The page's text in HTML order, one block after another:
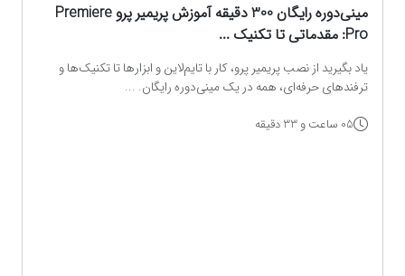
مینی‌دوره رایگان 300 دقیقه آموزش پریمیر پرو Premiere
Pro: مقدماتی تا تکنیک‌ ...
یاد بگیرید از نصب پریمیر پرو، کار با تایم‌لاین و ابزارها تا تکنیک‌ها و
ترفندهای حرفه‌ای، همه در یک مینی‌دوره رایگان. ...
05 ساعت و 33 دقیقه